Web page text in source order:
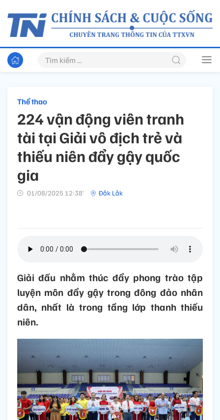
Thể thao
224 vận động viên tranh
tài tại Giải vô địch trẻ và
thiếu niên đẩy gậy quốc
gia
01/08/2025 12:38’ Đắk Lắk
Giải đấu nhằm thúc đẩy phong trào tập
luyện môn đẩy gậy trong đông đảo nhân
dân, nhất là trong tầng lớp thanh thiếu
niên.